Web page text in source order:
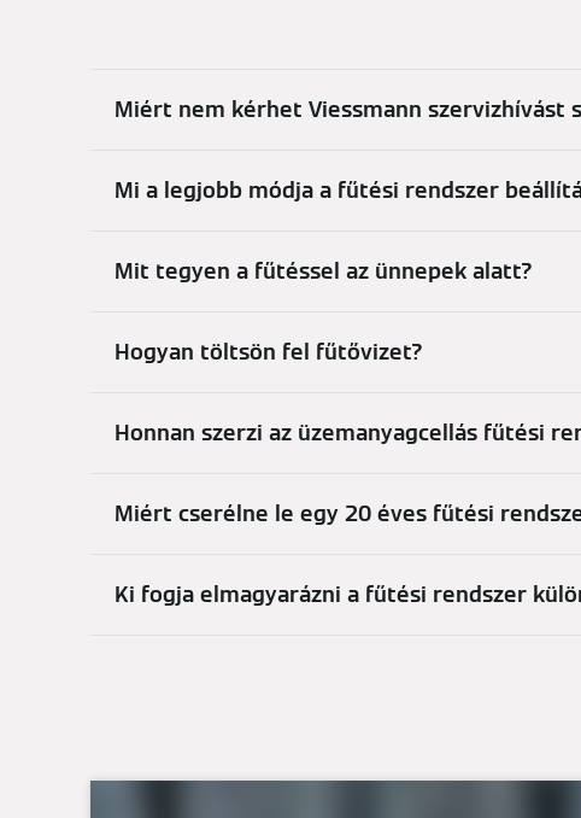
Miért nem kérhet Viessmann szervizhívást
Mi a legjobb módja a fűtési rendszer
Mit tegyen a fűtéssel az ünnepek alatt?
Hogyan töltsön fel fűtővizet?
Honnan szerzi az üzemanyagcellás fűtési
Miért cserélne le egy 20 éves fűtési
Ki fogja elmagyarázni a fűtési rendszer